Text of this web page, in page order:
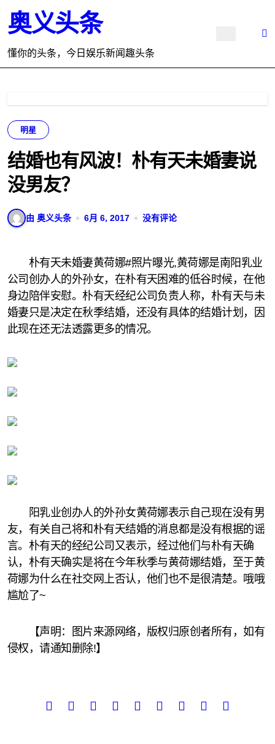
到
内
容
奥义头条
懂你的头条，今日娱乐新闻趣头条
明星
结婚也有风波！朴有天未婚妻说
没男友？
由 奥义头条 6月 6, 2017 没有评论
朴有天未婚妻黄荷娜#照片曝光,黄荷娜是南阳乳业
公司创办人的外孙女，在朴有天困难的低谷时候，在他
身边陪伴安慰。朴有天经纪公司负责人称，朴有天与未
婚妻只是决定在秋季结婚，还没有具体的结婚计划，因
此现在还无法透露更多的情况。
阳乳业创办人的外孙女黄荷娜表示自己现在没有男
友，有关自己将和朴有天结婚的消息都是没有根据的谣
言。朴有天的经纪公司又表示，经过他们与朴有天确
认，朴有天确实是将在今年秋季与黄荷娜结婚，至于黄
荷娜为什么在社交网上否认，他们也不是很清楚。哦哦
尴尬了~ ​
【声明：图片来源网络，版权归原创者所有，如有
侵权，请通知删除!】